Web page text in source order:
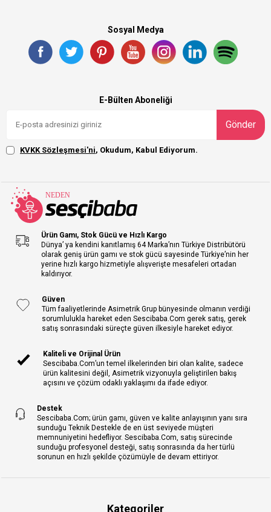
Sosyal Medya
E-Bülten Aboneliği
Gönder
KVKK Sözleşmesi'ni, Okudum, Kabul Ediyorum.
Ürün Gamı, Stok Gücü ve Hızlı Kargo
Dünya’ ya kendini kanıtlamış 64 Marka’nın Türkiye Distribütörü
olarak geniş ürün gamı ve stok gücü sayesinde Türkiye’nin her
yerine hızlı kargo hizmetiyle alışverişte mesafeleri ortadan
kaldırıyor.
Güven
Tüm faaliyetlerinde Asimetrik Grup bünyesinde olmanın verdiği
sorumlulukla hareket eden Sescibaba.Com gerek satış, gerek
satış sonrasındaki süreçte güven ilkesiyle hareket ediyor.
Kaliteli ve Orijinal Ürün
Sescibaba.Com’un temel ilkelerinden biri olan kalite, sadece
ürün kalitesini değil, Asimetrik vizyonuyla geliştirilen bakış
açısını ve çözüm odaklı yaklaşımı da ifade ediyor.
Destek
Sescibaba.Com; ürün gamı, güven ve kalite anlayışının yanı sıra
sunduğu Teknik Destekle de en üst seviyede müşteri
memnuniyetini hedefliyor. Sescibaba.Com, satış sürecinde
sunduğu profesyonel desteği, satış sonrasında da her türlü
sorunun en hızlı şekilde çözümüyle de devam ettiriyor.
Kategoriler